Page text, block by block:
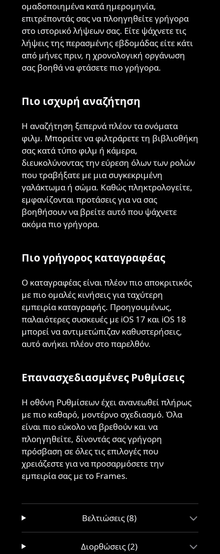
ομαδοποιημένα κατά ημερομηνία,
επιτρέποντάς σας να πλοηγηθείτε γρήγορα
στο ιστορικό λήψεων σας. Είτε ψάχνετε τις
λήψεις της περασμένης εβδομάδας είτε κάτι
από μήνες πριν, η χρονολογική οργάνωση
σας βοηθά να φτάσετε πιο γρήγορα.
Πιο ισχυρή αναζήτηση
Η αναζήτηση ξεπερνά πλέον τα ονόματα
φιλμ. Μπορείτε να φιλτράρετε τη βιβλιοθήκη
σας κατά τύπο φιλμ ή κάμερα,
διευκολύνοντας την εύρεση όλων των ρολών
που τραβήξατε με μια συγκεκριμένη
γαλάκτωμα ή σώμα. Καθώς πληκτρολογείτε,
εμφανίζονται προτάσεις για να σας
βοηθήσουν να βρείτε αυτό που ψάχνετε
ακόμα πιο γρήγορα.
Πιο γρήγορος καταγραφέας
Ο καταγραφέας είναι πλέον πιο αποκριτικός
με πιο ομαλές κινήσεις για ταχύτερη
εμπειρία καταγραφής. Προηγουμένως,
παλαιότερες συσκευές με iOS 17 και iOS 18
μπορεί να αντιμετώπιζαν καθυστερήσεις,
αυτό ανήκει πλέον στο παρελθόν.
Επανασχεδιασμένες Ρυθμίσεις
Η οθόνη Ρυθμίσεων έχει ανανεωθεί πλήρως
με πιο καθαρό, μοντέρνο σχεδιασμό. Όλα
είναι πιο εύκολο να βρεθούν και να
πλοηγηθείτε, δίνοντάς σας γρήγορη
πρόσβαση σε όλες τις επιλογές που
χρειάζεστε για να προσαρμόσετε την
εμπειρία σας με το Frames.
Βελτιώσεις (8)
Διορθώσεις (2)